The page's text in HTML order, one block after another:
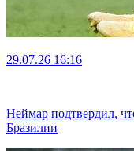
29.07.26 16:16
Неймар подтвердил,
Бразилии